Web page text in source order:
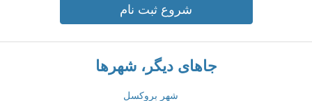
شروع ثبت نام
جاهای دیگر، شهرها
شهر بروکسل